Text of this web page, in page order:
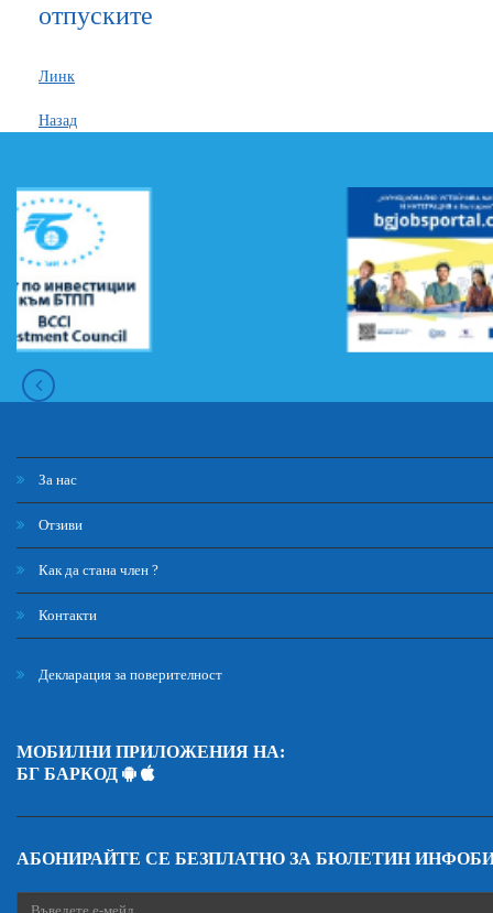
отпуските
Линк
Назад
За нас
Отзиви
Как да стана член ?
Контакти
Декларация за поверителност
МОБИЛНИ ПРИЛОЖЕНИЯ НА:
БГ БАРКОД
АБОНИРАЙТЕ СЕ БЕЗПЛАТНО ЗА БЮЛЕТИН